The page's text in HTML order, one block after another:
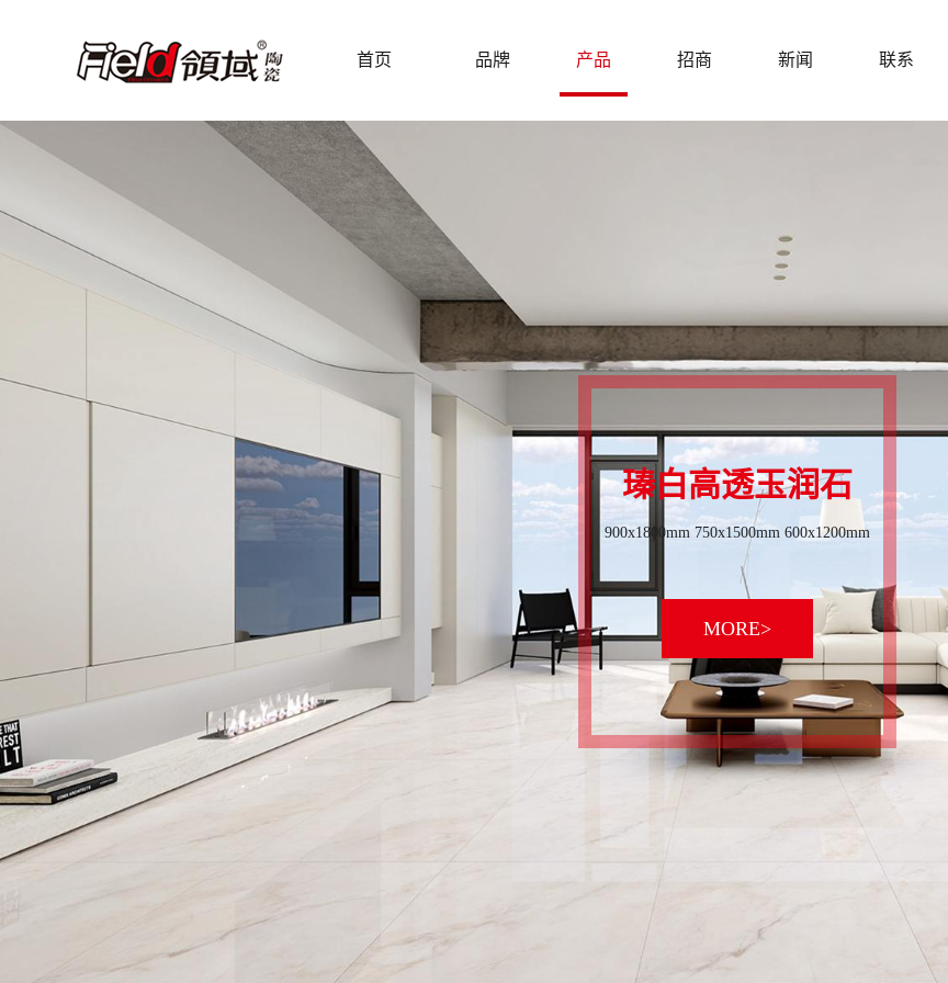
首页 品牌 产品 招商 新闻 联系
产品
PRODUCT CENTER
瑧白金丝绒 纯平·瑧白岩板瓷砖 天鹅绒·瑧白岩板瓷砖 纯平·雅白岩板瓷砖 原木质感砖
瑧白高透玉润石
900x1800mm 750x1500mm 600x1200mm
MORE>